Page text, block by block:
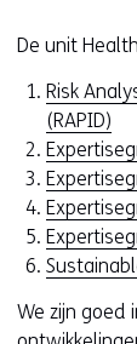
De unit
Risk
(RAPID)
We zijn goed